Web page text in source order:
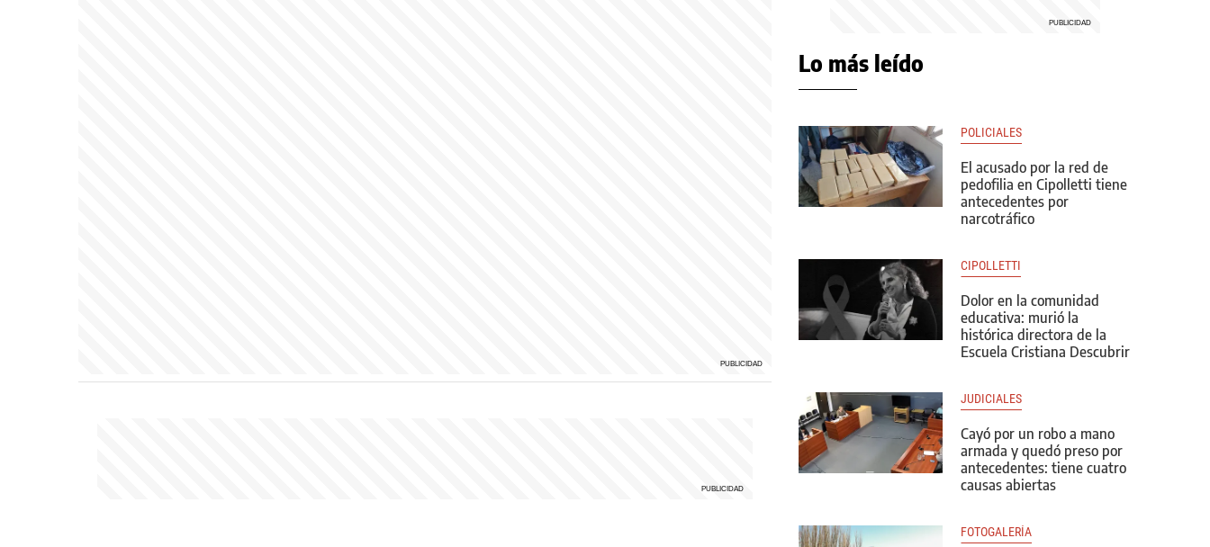
Lo más leído
POLICIALES
El acusado por la red de
pedofilia en Cipolletti tiene
antecedentes por
narcotráfico
CIPOLLETTI
Dolor en la comunidad
educativa: murió la
histórica directora de la
Escuela Cristiana Descubrir
JUDICIALES
Cayó por un robo a mano
armada y quedó preso por
antecedentes: tiene cuatro
causas abiertas
FOTOGALERÍA